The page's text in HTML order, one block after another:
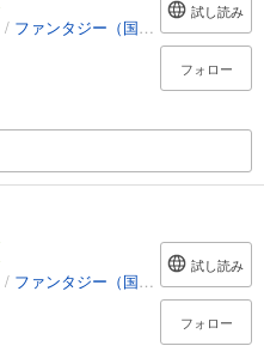
/ ファンタジー（国内）
試し読み
フォロー
/ ファンタジー（国内）
試し読み
フォロー